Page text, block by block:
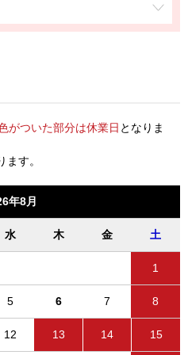
がついた部分は休業日 となりま
す。
年8月
水 木 金 土
1
5 6 7 8
12 13 14 15